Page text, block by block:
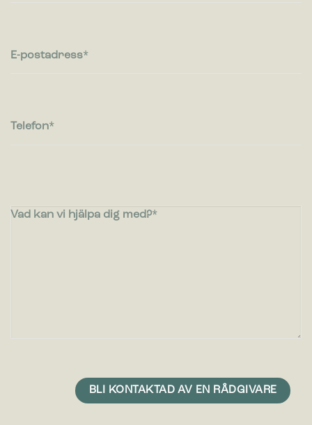
relevanta och engagerande för enskilda användare, och
E-postadress
Telefon
Vad kan vi hjälpa dig med?